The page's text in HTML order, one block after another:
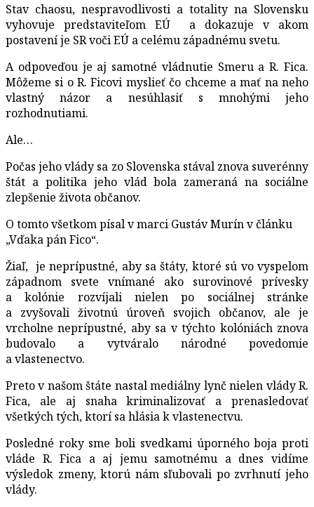
Stav chaosu, nespravodlivosti a totality na Slovensku
vyhovuje predstaviteľom EÚ a dokazuje v akom
postavení je SR voči EÚ a celému západnému svetu.
A odpoveďou je aj samotné vládnutie Smeru a R. Fica.
Môžeme si o R. Ficovi myslieť čo chceme a mať na neho
vlastný názor a nesúhlasiť s mnohými jeho
rozhodnutiami.
Ale…
Počas jeho vlády sa zo Slovenska stával znova suverénny
štát a politika jeho vlád bola zameraná na sociálne
zlepšenie života občanov.
O tomto všetkom písal v marci Gustáv Murín v článku
„Vďaka pán Fico“.
Žiaľ, je neprípustné, aby sa štáty, ktoré sú vo vyspelom
západnom svete vnímané ako surovinové prívesky
a kolónie rozvíjali nielen po sociálnej stránke
a zvyšovali životnú úroveň svojich občanov, ale je
vrcholne neprípustné, aby sa v týchto kolóniách znova
budovalo a vytváralo národné povedomie
a vlastenectvo.
Preto v našom štáte nastal mediálny lynč nielen vlády R.
Fica, ale aj snaha kriminalizovať a prenasledovať
všetkých tých, ktorí sa hlásia k vlastenectvu.
Posledné roky sme boli svedkami úporného boja proti
vláde R. Fica a aj jemu samotnému a dnes vidíme
výsledok zmeny, ktorú nám sľubovali po zvrhnutí jeho
vlády.